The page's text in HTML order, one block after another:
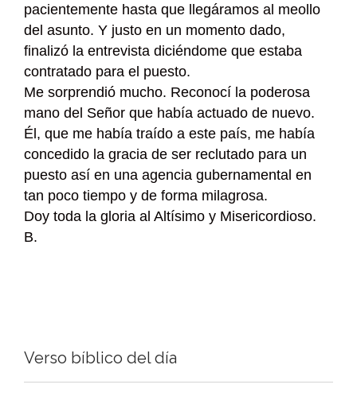
pacientemente hasta que llegáramos al meollo
del asunto. Y justo en un momento dado,
finalizó la entrevista diciéndome que estaba
contratado para el puesto.
Me sorprendió mucho. Reconocí la poderosa
mano del Señor que había actuado de nuevo.
Él, que me había traído a este país, me había
concedido la gracia de ser reclutado para un
puesto así en una agencia gubernamental en
tan poco tiempo y de forma milagrosa.
Doy toda la gloria al Altísimo y Misericordioso.
B.
Verso bíblico del día